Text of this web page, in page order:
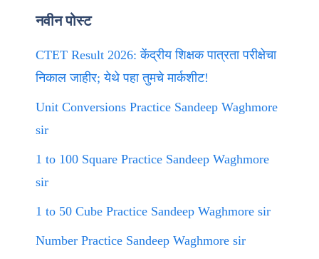
नवीन पोस्ट
CTET Result 2026: केंद्रीय शिक्षक पात्रता परीक्षेचा
निकाल जाहीर; येथे पहा तुमचे मार्कशीट!
Unit Conversions Practice Sandeep Waghmore
sir
1 to 100 Square Practice Sandeep Waghmore
sir
1 to 50 Cube Practice Sandeep Waghmore sir
Number Practice Sandeep Waghmore sir